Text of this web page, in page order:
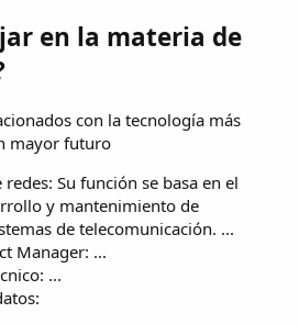
en la materia de
con la tecnología más
mayor futuro
Su función se basa en el
y mantenimiento de
de telecomunicación. ...
Manager: ...
...